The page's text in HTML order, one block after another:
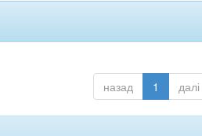
назад 1 далі